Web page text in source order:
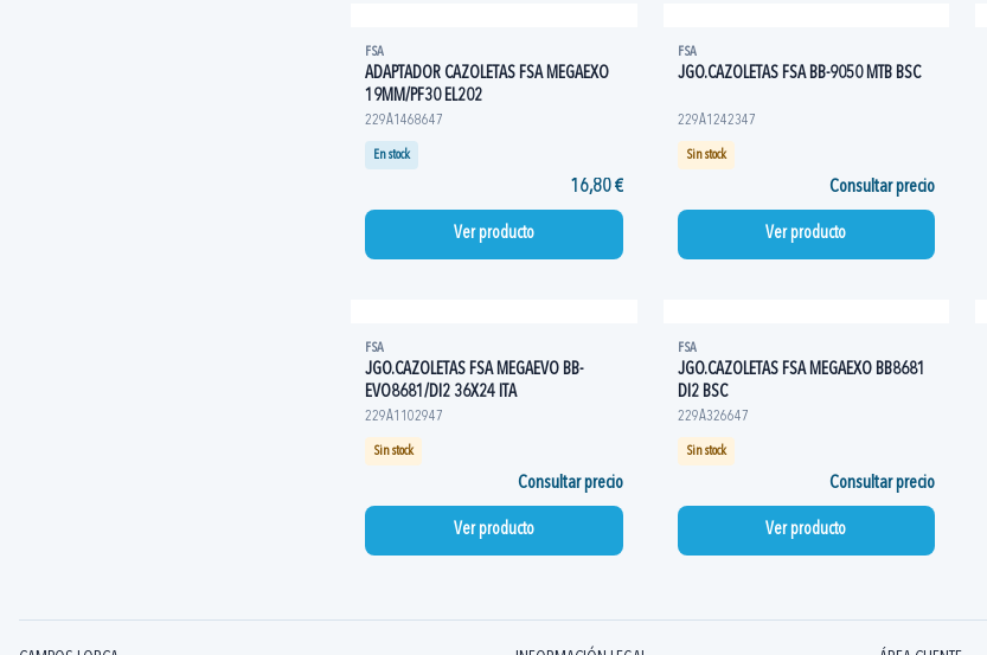
FSA
ADAPTADOR CAZOLETAS FSA MEGAEXO
19MM/PF30 EL202
229A1468647
En stock
16,80 €
Ver producto
FSA
JGO.CAZOLETAS FSA BB-9050 MTB BSC
229A1242347
Sin stock
Consultar precio
Ver producto
FSA
JGO.CAZOLETAS FSA MEGAEVO BB-
EVO8681/DI2 36X24 ITA
229A1102947
Sin stock
Consultar precio
Ver producto
FSA
JGO.CAZOLETAS FSA MEGAEXO BB8681
DI2 BSC
229A326647
Sin stock
Consultar precio
Ver producto